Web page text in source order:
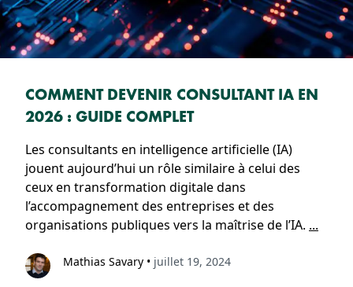
COMMENT DEVENIR CONSULTANT IA EN
2026 : GUIDE COMPLET
Les consultants en intelligence artificielle (IA)
jouent aujourd’hui un rôle similaire à celui des
ceux en transformation digitale dans
l’accompagnement des entreprises et des
organisations publiques vers la maîtrise de l’IA. ...
Mathias Savary • juillet 19, 2024